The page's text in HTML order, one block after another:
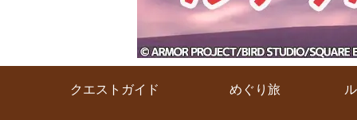
クエストガイド めぐり旅